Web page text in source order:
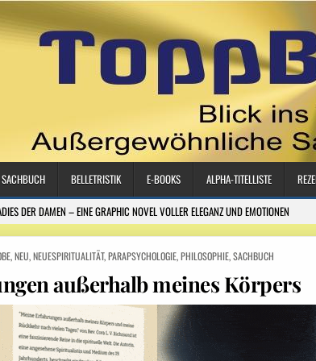
SACHBUCH BELLETRISTIK E-BOOKS ALPHA-TITELLISTE
DER DAMEN – EINE GRAPHIC NOVEL VOLLER ELEGANZ UND EMOTIONEN
,NEU,NEUESPIRITUALITÄT,PARAPSYCHOLOGIE,PHILOSOPHIE,SACHBUCH
außerhalb meines Körpers